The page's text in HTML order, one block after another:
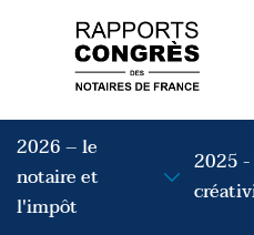
Navigation
2026 – le
notaire et
l'impôt
2025